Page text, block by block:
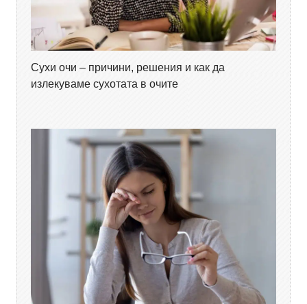
Сухи очи – причини, решения и как да
излекуваме сухотата в очите